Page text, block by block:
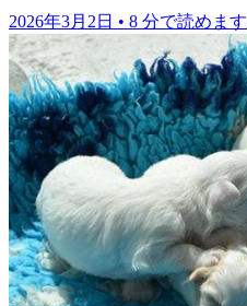
2026年3月2日 • 8 分で読めます